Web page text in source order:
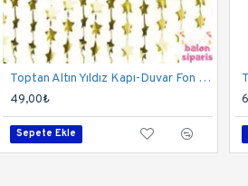
Toptan Altın Yıldız Kapı-Duvar Fon Perdesi
49,00₺
Sepete Ekle